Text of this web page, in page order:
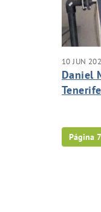
10 JUN
Daniel
quede
Página